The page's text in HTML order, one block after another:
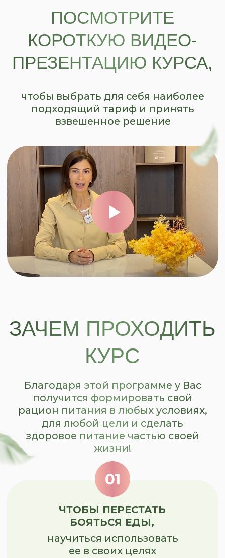
ЗАЧЕМ ПРОХОДИТЬ
Благодаря этой программе у Вас
получится формировать свой
рацион питания в любых условиях,
жизни!
ЧТОБЫ ОТФИЛЬТРОВАТЬ
НЕНУЖНУЮ/НЕНАУЧНУЮ
ИНФОРМАЦИЮ
о здоровом питании, которая
только усугубляет состояние
и вгоняет в нарушения
пищевого поведения
ОТ ДИЕТОЛОГОВ
и нутрициологов,
а самостоятельно уметь собрать
себе рацион из того, что есть
и из того, что нравится
ЧТОБЫ ПЕРЕСТАТЬ
БОЯТЬСЯ ЕДЫ,
научиться использовать
ее в своих целях